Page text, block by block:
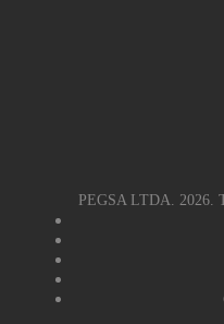
PEGSA LTDA. 2026.